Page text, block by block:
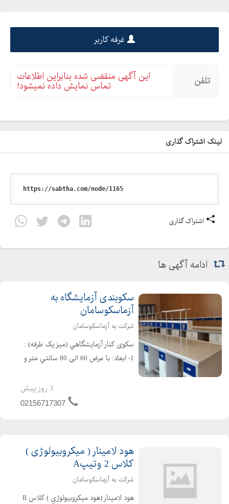
غرفه کاربر
تلفن این آگهی منقضی شده بنابراین اطلاعات
تماس نمایش داده نمیشود!
لینک اشتراک گذاری
اشتراک گذاری
ادامه آگهی ها
سکوبندی آزمایشگاه به
آزماسکوسامان
شرکت به آزماسکوسامان
سکوی کنار آزمايشگاهي (میز یک طرفه) :
1- ابعاد: با عرض 60 الی 80 سانتي متر و
اسكلت بندي : از پروفيل فولادي استاندارد
به سطح مقطع30 * 30 یا 30* 50 با رنگ
3 روز پیش
02156717307
هود لامینار ( میکروبیولوژی )
کلاس 2 وتیپA
شرکت به آزماسکوسامان
هود لامينار (هود ميكروبيولوژي ) كلاس II